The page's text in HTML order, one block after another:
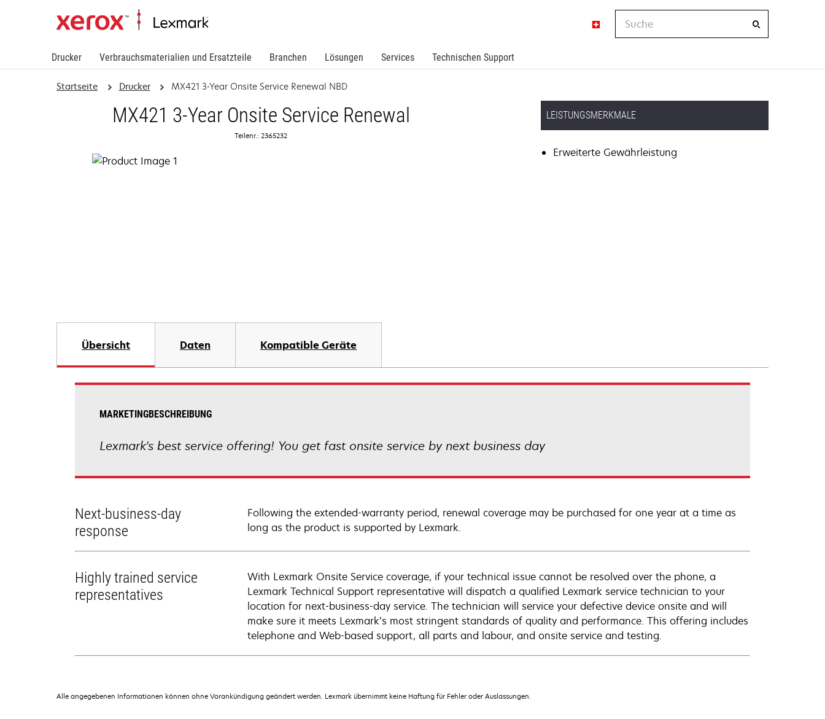
Drucker Verbrauchsmaterialien und Ersatzteile Branchen Lösungen Services Technischen Support
Suche
Startseite Drucker MX421 3-Year Onsite Service Renewal NBD
MX421 3-Year Onsite Service Renewal
Teilenr.: 2365232
LEISTUNGSMERKMALE
Erweiterte Gewährleistung
Übersicht Daten Kompatible Geräte
MARKETINGBESCHREIBUNG
Lexmark's best service offering! You get fast onsite service by next business day
Next-business-day
response
Following the extended-warranty period, renewal coverage may be purchased for one year at a time as
long as the product is supported by Lexmark.
Highly trained service
representatives
With Lexmark Onsite Service coverage, if your technical issue cannot be resolved over the phone, a
Lexmark Technical Support representative will dispatch a qualified Lexmark service technician to your
location for next-business-day service. The technician will service your defective device onsite and will
make sure it meets Lexmark’s most stringent standards of quality and performance. This offering includes
telephone and Web-based support, all parts and labour, and onsite service and testing.
Alle angegebenen Informationen können ohne Vorankündigung geändert werden. Lexmark übernimmt keine Haftung für Fehler oder Auslassungen.